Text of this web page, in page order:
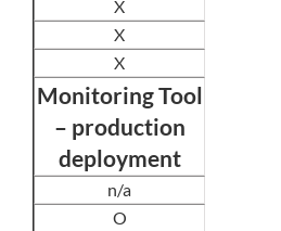
X
X
X
Monitoring Tool
– production
deployment
n/a
O